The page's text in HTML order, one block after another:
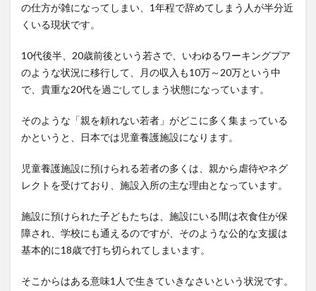
と
「課
が結
びつ
きサ
ービ
3
の法
人と
二足
鞋で
取り
理由
の仕方が雑になってしまい、1年程で辞めてしまう人が半分近
くいる現状です。
10代後半、20歳前後という若さで、いわゆるワーキングプア
のような状況に移行して、月の収入も10万～20万という中
で、貴重な20代を過ごしてしまう状態になっています。
そのような「親を頼れない若者」がどこに多く集まっている
かというと、日本では児童養護施設になります。
児童養護施設に預けられる若者の多くは、親から虐待やネグ
レクトを受けており、施設入所の主な理由となっています。
施設に預けられた子どもたちは、施設にいる間は衣食住が保
障され、学校にも通えるのですが、そのような公的な支援は
基本的に18歳で打ち切られてしまいます。
そこからはある意味1人で生きていきなさいという状況です。